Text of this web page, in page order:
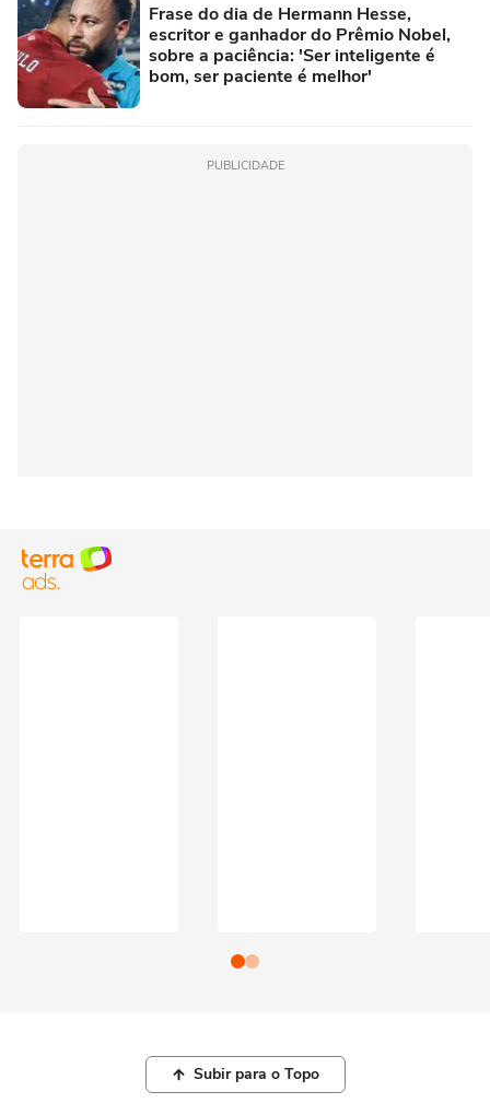
Frase do dia de Hermann Hesse,
escritor e ganhador do Prêmio Nobel,
sobre a paciência: 'Ser inteligente é
bom, ser paciente é melhor'
PUBLICIDADE
Subir para o Topo